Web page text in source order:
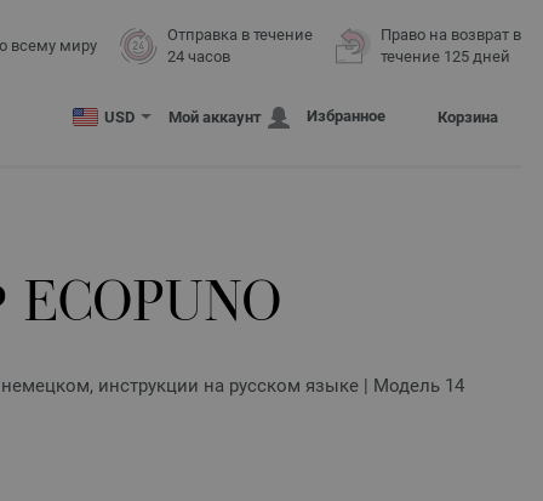
всему миру
Отправка в течение
24 часов
Право на возврат в
течение 125 дней
USD Мой аккаунт Избранное Корзина
немецком, инструкции на русском языке | Модель 14